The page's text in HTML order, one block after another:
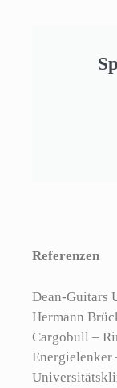
Referenzen
Dean-Guitars
Hermann
Cargobull –